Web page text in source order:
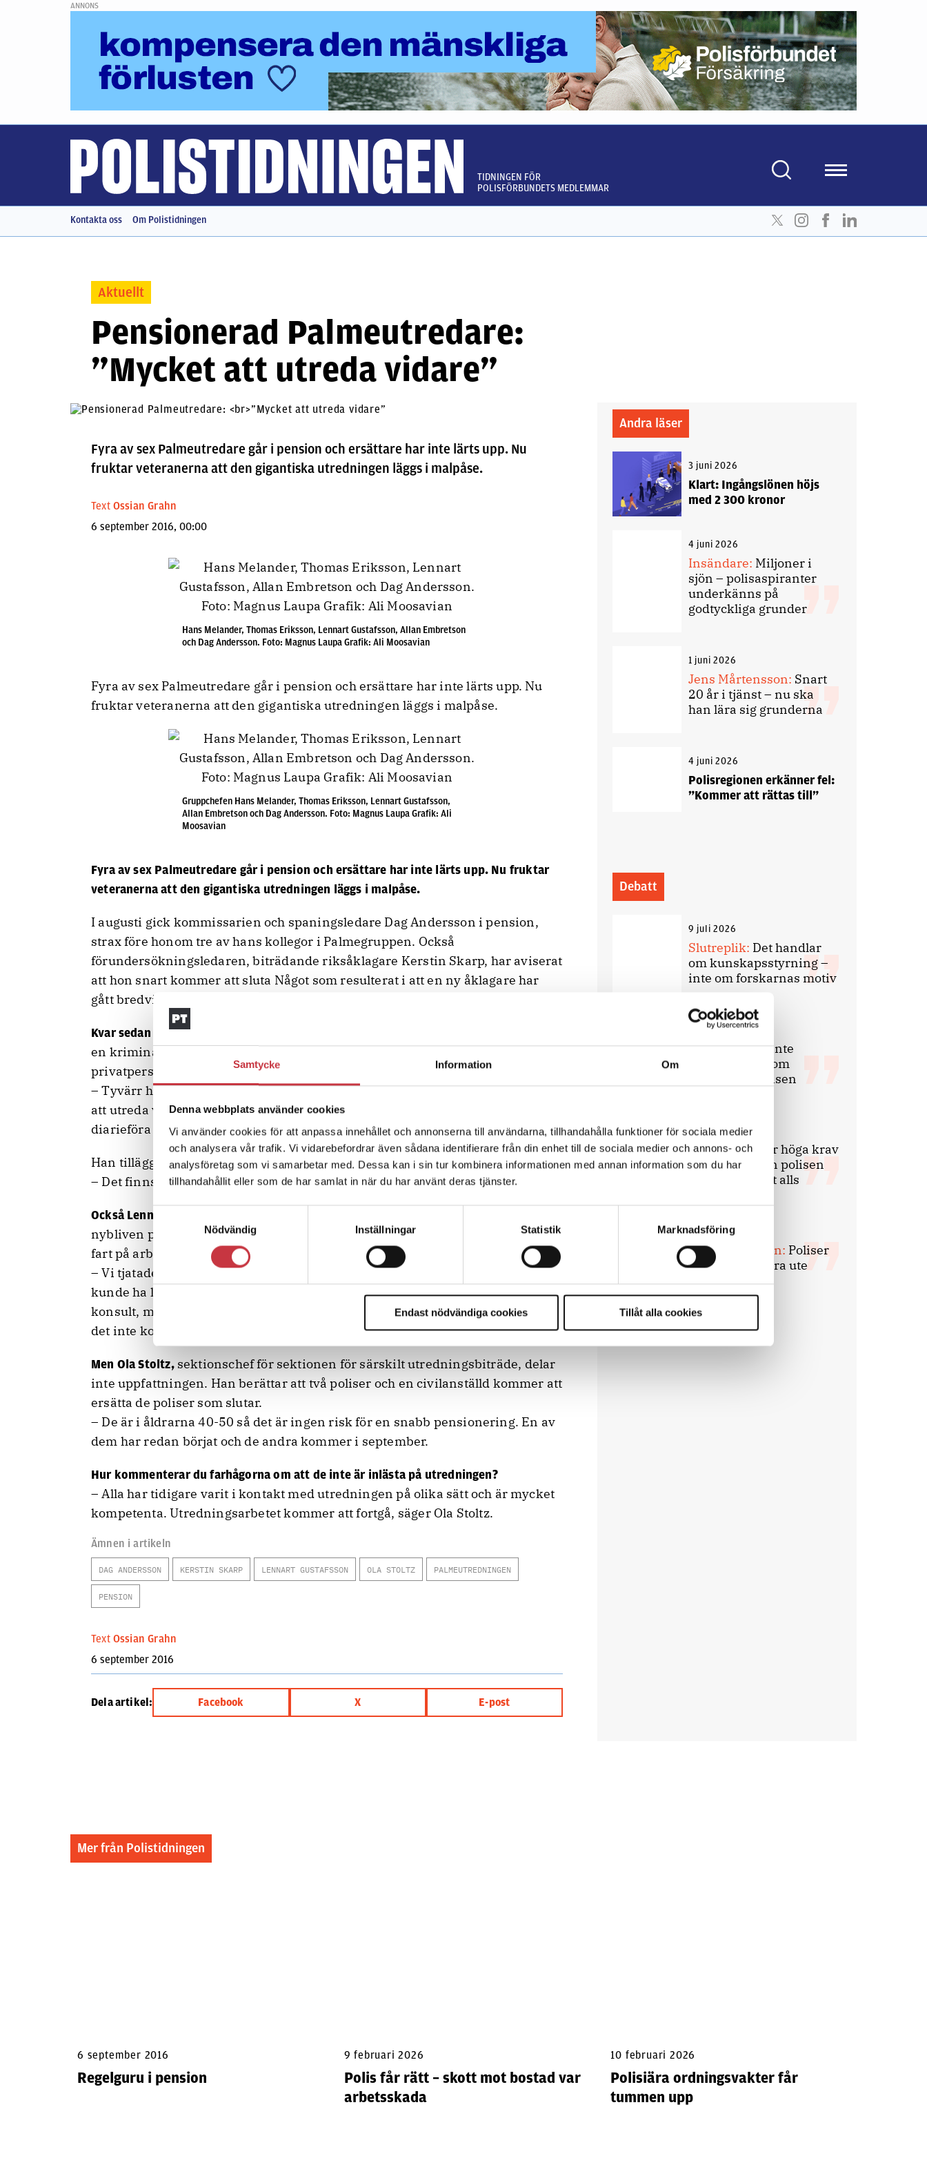
Samtycke Information Om
Denna webbplats använder cookies
Vi använder cookies för att anpassa innehållet och annonserna till användarna, tillhandahålla funktioner för sociala medier
och analysera vår trafik. Vi vidarebefordrar även sådana identifierare från din enhet till de sociala medier och annons- och
analysföretag som vi samarbetar med. Dessa kan i sin tur kombinera informationen med annan information som du har
tillhandahållit eller som de har samlat in när du har använt deras tjänster.
Samtyckesval
Nödvändig
Inställningar Statistik Marknadsföring
Endast nödvändiga cookies Tillåt alla cookies
ANNONS
TIDNINGEN FÖR
POLISFÖRBUNDETS MEDLEMMAR
Kontakta oss Om Polistidningen
Aktuellt
Pensionerad Palmeutredare:
”Mycket att utreda vidare”
Fyra av sex Palmeutredare går i pension och ersättare har inte lärts upp. Nu
fruktar veteranerna att den gigantiska utredningen läggs i malpåse.
Text Ossian Grahn
6 september 2016, 00:00
Hans Melander, Thomas Eriksson, Lennart Gustafsson, Allan Embretson
och Dag Andersson. Foto: Magnus Laupa Grafik: Ali Moosavian
Fyra av sex Palmeutredare går i pension och ersättare har inte lärts upp. Nu
fruktar veteranerna att den gigantiska utredningen läggs i malpåse.
Gruppchefen Hans Melander, Thomas Eriksson, Lennart Gustafsson,
Allan Embretson och Dag Andersson. Foto: Magnus Laupa Grafik: Ali
Moosavian
Fyra av sex Palmeutredare går i pension och ersättare har inte lärts upp. Nu fruktar
veteranerna att den gigantiska utredningen läggs i malpåse.
I augusti gick kommissarien och spaningsledare Dag Andersson i pension,
strax före honom tre av hans kollegor i Palmegruppen. Också
förundersökningsledaren, biträdande riksåklagare Kerstin Skarp, har aviserat
att hon snart kommer att sluta Något som resulterat i att en ny åklagare har
gått bredvid henne en tid.
Kvar sedan tidigare
en kriminalinspektör som framförallt sekretessbedömer önskemål från
privatpersoner som vill få ut offentliga handlingar.
– Tyvärr hann vi gå innan de nya började, min förhoppning är att ambitionen
att utreda vidare ska finnas kvar. Jag befarar att man stannar vid att bara
diarieföra inkommande uppgifter, säger Dag Andersson.
Han tillägger:
– Det finns fortfarande så otroligt mycket att utreda vidare.
Också Lennart Gustafsson,
nybliven pensionär. Enligt hans uppfattning är det i praktiken för sent att få
fart på arbetet igen.
– Vi tjatade i flera år om att nya utredare måste anställas, personer som vi
kunde ha lärt upp. Men ingenting hände. Arbetsgivaren vill ta in mig som
konsult, men jag tackar nej. I princip läggs Palmeutredningen ner nu, även om
det inte kommer att heta så officiellt.
Men Ola Stoltz,sektionschef för sektionen för särskilt utredningsbiträde, delar
inte uppfattningen. Han berättar att två poliser och en civilanställd kommer att
ersätta de poliser som slutar.
– De är i åldrarna 40-50 så det är ingen risk för en snabb pensionering. En av
dem har redan börjat och de andra kommer i september.
Hur kommenterar du farhågorna om att de inte är inlästa på utredningen?
– Alla har tidigare varit i kontakt med utredningen på olika sätt och är mycket
kompetenta. Utredningsarbetet kommer att fortgå, säger Ola Stoltz.
Ämnen i artikeln
DAG ANDERSSON KERSTIN SKARP LENNART GUSTAFSSON OLA STOLTZ PALMEUTREDNINGEN
PENSION
Text Ossian Grahn
6 september 2016
Dela artikel: Facebook X E-post
Andra läser
3 juni 2026
Klart: Ingångslönen höjs
med 2 300 kronor
4 juni 2026
Insändare: Miljoner i
sjön – polisaspiranter
underkänns på
godtyckliga grunder
1 juni 2026
Jens Mårtensson: Snart
20 år i tjänst – nu ska
han lära sig grunderna
4 juni 2026
Polisregionen erkänner fel:
”Kommer att rättas till”
Debatt
9 juli 2026
Slutreplik: Det handlar
om kunskapsstyrning –
inte om forskarnas motiv
8 juli 2026
Replik:Det är inte
evidenskrav som
bakbinder polisen
7 juli 2026
Debatt: Med för höga krav
på evidens kan polisen
inte göra något alls
15 juni 2026
Mats Johansson: Poliser
behövs inte bara ute
Mer från Polistidningen
6 september 2016
Regelguru i pension
9 februari 2026
Polis får rätt – skott mot bostad var
arbetsskada
10 februari 2026
Polisiära ordningsvakter får
tummen upp